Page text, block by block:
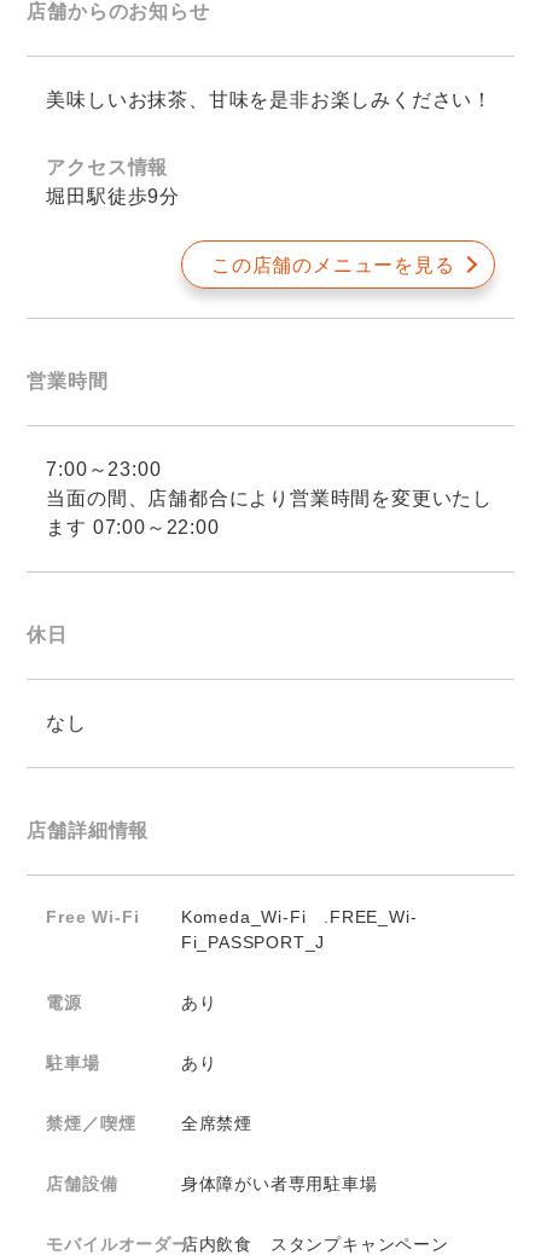
店舗からのお知らせ
美味しいお抹茶、甘味を是非お楽しみください！
アクセス情報
堀田駅徒歩9分
この店舗のメニューを見る
営業時間
7:00～23:00
当面の間、店舗都合により営業時間を変更いたし
ます 07:00～22:00
休日
なし
店舗詳細情報
Free Wi-Fi
Komeda_Wi-Fi .FREE_Wi-
Fi_PASSPORT_J
電源 あり
駐車場 あり
禁煙／喫煙 全席禁煙
店舗設備 身体障がい者専用駐車場
モバイルオーダー店内飲食 スタンプキャンペーン